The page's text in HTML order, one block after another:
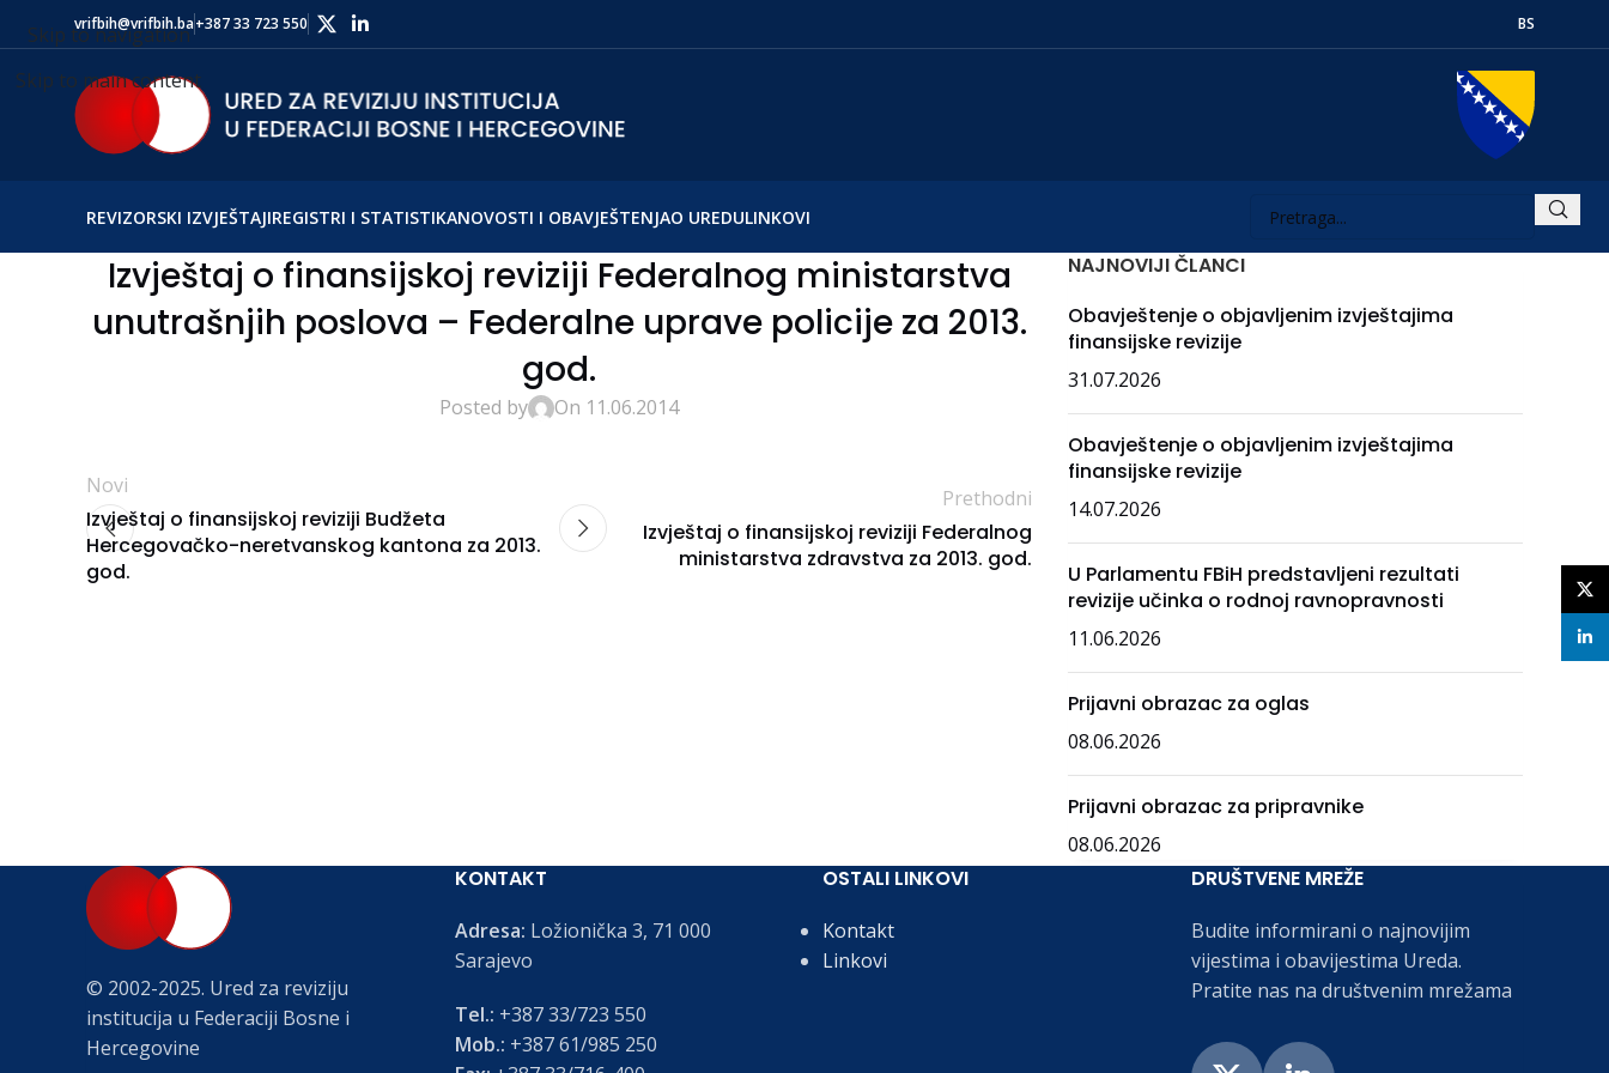
Skip to navigation
Skip to main content
vrifbih@vrifbih.ba+387 33 723 550 BS
REVIZORSKI IZVJEŠTAJIREGISTRI I STATISTIKANOVOSTI I OBAVJEŠTENJAO UREDULINKOVI
Izvještaj o finansijskoj reviziji Federalnog ministarstva
unutrašnjih poslova – Federalne uprave policije za 2013.
god.
Posted by On 11.06.2014
Novi
Izvještaj o finansijskoj reviziji Budžeta
Hercegovačko-neretvanskog kantona za 2013.
god.
Prethodni
Izvještaj o finansijskoj reviziji Federalnog
ministarstva zdravstva za 2013. god.
NAJNOVIJI ČLANCI
Obavještenje o objavljenim izvještajima
finansijske revizije
31.07.2026
Obavještenje o objavljenim izvještajima
finansijske revizije
14.07.2026
U Parlamentu FBiH predstavljeni rezultati
revizije učinka o rodnoj ravnopravnosti
11.06.2026
Prijavni obrazac za oglas
08.06.2026
Prijavni obrazac za pripravnike
08.06.2026
© 2002-2025. Ured za reviziju
institucija u Federaciji Bosne i
Hercegovine
KONTAKT
Adresa: Ložionička 3, 71 000
Sarajevo
Tel.: +387 33/723 550
Mob.: +387 61/985 250
OSTALI LINKOVI
Kontakt
Linkovi
DRUŠTVENE MREŽE
Budite informirani o najnovijim
vijestima i obavijestima Ureda.
Pratite nas na društvenim mrežama